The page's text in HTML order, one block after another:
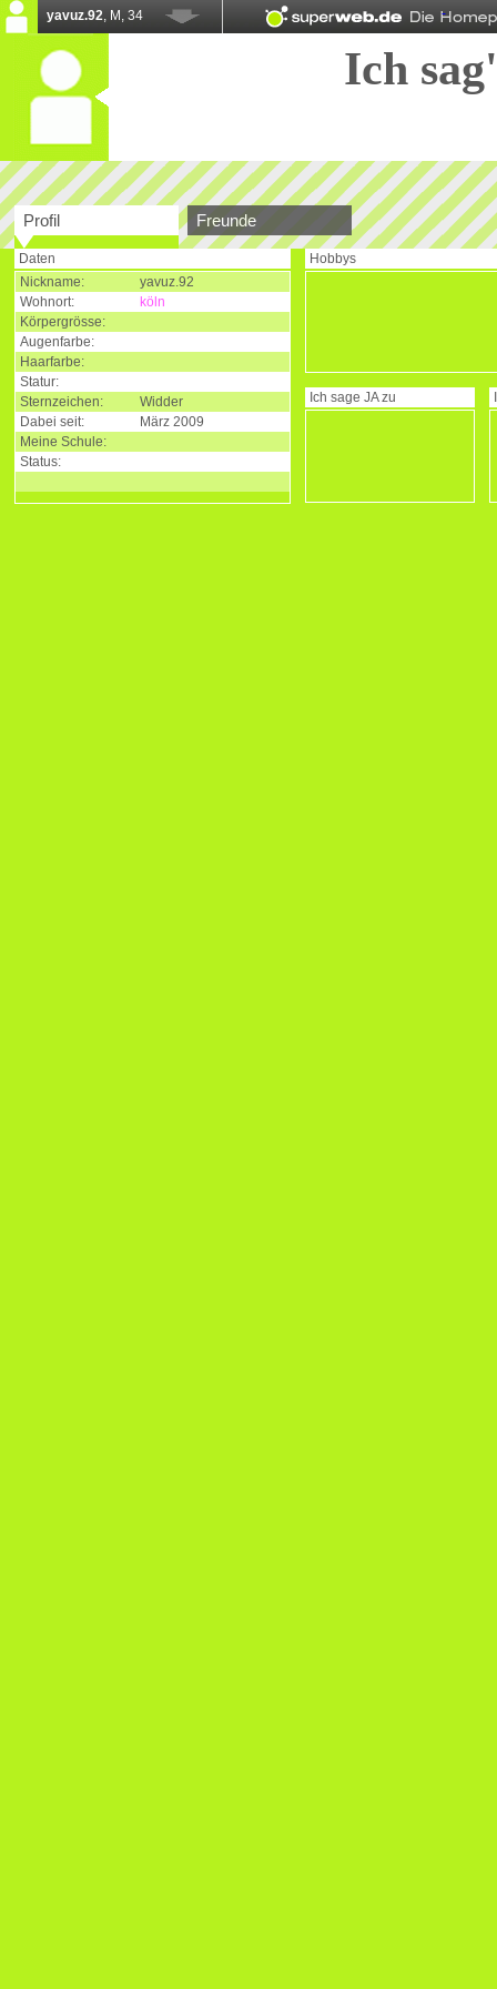
yavuz.92, M, 34
Ich
Profil Freunde
Daten
Nickname:
yavuz.92
Wohnort:
köln
Körpergrösse:
Augenfarbe:
Haarfarbe:
Statur:
Sternzeichen:
Widder
Dabei seit:
März 2009
Meine Schule:
Status:
Hobbys
Ich sage JAzu